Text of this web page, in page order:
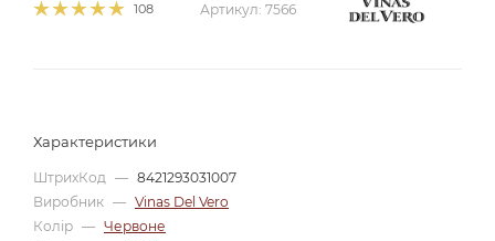
108 Артикул: 7566
Характеристики
ШтрихКод — 8421293031007
Виробник — Vinas Del Vero
Колір — Червоне